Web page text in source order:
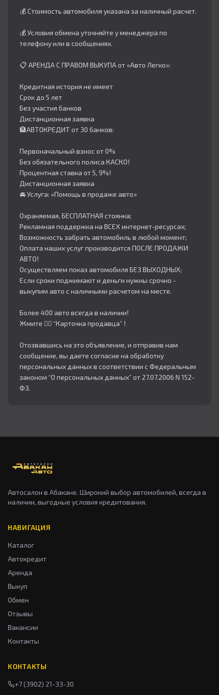
💰 Стоимость автомобиля указана за наличный расчет.
💰 Условия обмена уточняйте у менеджера по
телефону или в сообщениях.
📋 АРЕНДА С ПРАВОМ ВЫКУПА от «Авто Легко»:
Кредитная история не имеет
Срок до 5 лет
Без участия банков
Дистанционная заявка
🏦АВТОКРЕДИТ от 30 банков:
Первоначальный взнос от 0%
Без обязательного полиса КАСКО!
Процентная ставка от 5, 9%!
Дистанционная заявка
🚘 Услуга: «Помощь в продаже авто»
Охраняемая, БЕСПЛАТНАЯ стоянка;
Рекламная поддержка на ВСЕХ интернет-ресурсах;
Возможность забрать автомобиль в любой момент;
Оплата наших услуг производится ПОСЛЕ ПРОДАЖИ
АВТО!
Осуществляем показ автомобиля БЕЗ ВЫХОДНЫХ;
Если сроки поджимают и деньги нужны срочно -
выкупим авто с наличными расчетом на месте.
Более 400 авто всегда в наличии!
Жмите 👇🏻 “Карточка продавца” !
Отозвавшись на это объявление, и отправив нам
сообщение, вы даете согласие на обработку
персональных данных в соответствии с Федеральным
законом “О персональных данных” от 27.07.2006 N 152-
ФЗ.
Автосалон в Абакане. Широкий выбор автомобилей, всегда в
наличии, выгодные условия кредитования.
НАВИГАЦИЯ
Каталог
Автокредит
Аренда
Выкуп
Обмен
Отзывы
Вакансии
Контакты
КОНТАКТЫ
+7 (3902) 21-33-30